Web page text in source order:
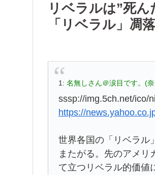
リベラルは”死
「リベラル」凋
1: 名無しさん＠涙目です。(
sssp://img.5ch.net/ico/
https://
世界各国の「リベラル
またがる。先のアメリ
て立つリベラル的価値